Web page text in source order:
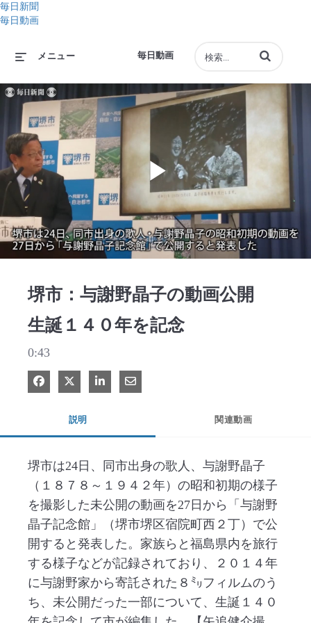
毎日新聞
毎日動画
毎日動画
メニュー 動画の検索語句
Play
堺市：与謝野晶子の動画公開
生誕１４０年を記念
0:43
Facebook で共有
Xで共有する
LinkedIn で共有
電子メールで共有
説明 関連動画
堺市は24日、同市出身の歌人、与謝野晶子
（１８７８～１９４２年）の昭和初期の様子
を撮影した未公開の動画を27日から「与謝野
晶子記念館」（堺市堺区宿院町西２丁）で公
開すると発表した。家族らと福島県内を旅行
する様子などが記録されており、２０１４年
に与謝野家から寄託された８㍉フィルムのう
ち、未公開だった一部について、生誕１４０